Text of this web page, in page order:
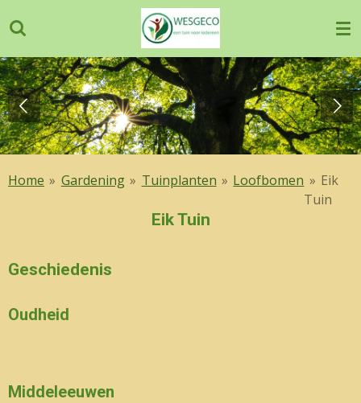
direct
naar
de
hoofdinhoud
Home » Gardening » Tuinplanten » Loofbomen » Eik
Tuin
Eik Tuin
Geschiedenis
Oudheid
Middeleeuwen